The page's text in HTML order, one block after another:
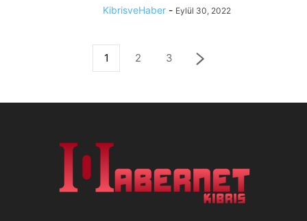
KibrisveHaber - Eylül 30, 2022
1 2 3